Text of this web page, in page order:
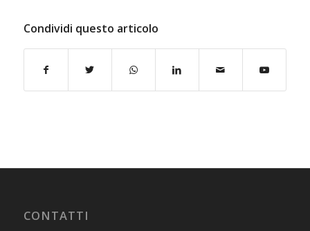
Condividi questo articolo
CONTATTI